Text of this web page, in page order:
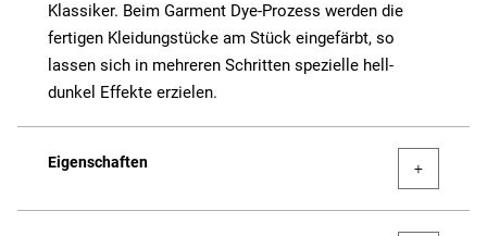
Klassiker. Beim Garment Dye-Prozess werden die
fertigen Kleidungstücke am Stück eingefärbt, so
lassen sich in mehreren Schritten spezielle hell-
dunkel Effekte erzielen.
Eigenschaften